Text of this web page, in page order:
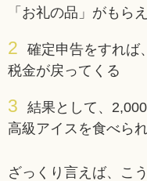
「お礼の品」がもら
確定申告をすれば、
税金が戻ってくる
結果として、
高級アイスを食べら
ざっくり言えば、こ